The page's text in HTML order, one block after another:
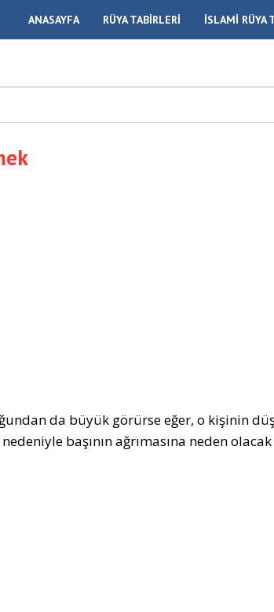
ANASAYFA RÜYA TABİRLERİ İSLAMİ RÜYA
da büyük görürse eğer, o kişinin
başının ağrımasına neden